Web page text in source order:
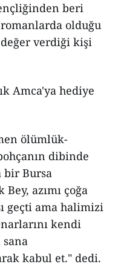
beri
olduğu
verdiği kişi
Amca'ya hediye
ölümlük-
dibinde
bir Bursa
azımı çoğa
geçti ama halimizi
kendi
sana
kabul et." dedi.